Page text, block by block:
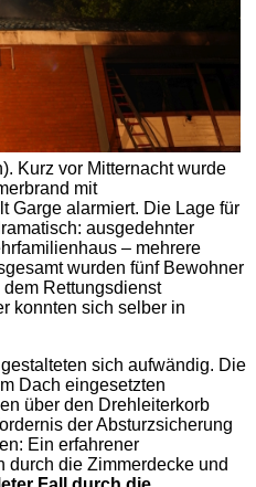
Kurz vor Mitternacht wurde
mit
Garge alarmiert. Die Lage für
ausgedehnter
– mehrere
wurden fünf Bewohner
Rettungsdienst
konnten sich selber in
sich aufwändig. Die
Dach eingesetzten
über den Drehleiterkorb
der Absturzsicherung
Ein erfahrener
durch die Zimmerdecke und